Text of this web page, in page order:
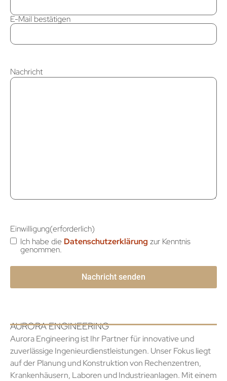
E-Mail bestätigen
Nachricht
Einwilligung(erforderlich)
Ich habe die Datenschutzerklärung zur Kenntnis
genommen.
AURORA ENGINEERING
Aurora Engineering ist Ihr Partner für innovative und
zuverlässige Ingenieurdienstleistungen. Unser Fokus liegt
auf der Planung und Konstruktion von Rechenzentren,
Krankenhäusern, Laboren und Industrieanlagen. Mit einem